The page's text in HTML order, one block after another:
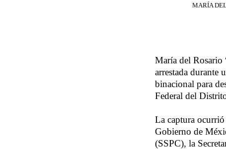
MARÍA
María del Rosario
arrestada durante
binacional para
Federal del
La captura
Gobierno de
(SSPC), la